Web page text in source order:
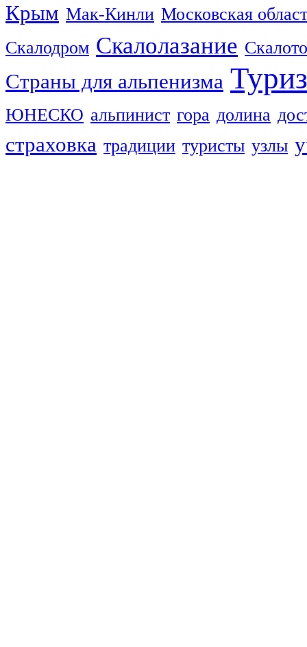
Крым Мак-Кинли Московская
Скалодром Скалолазание
Страны для альпенизма
ЮНЕСКО альпинист гора долина
страховка традиции туристы узлы